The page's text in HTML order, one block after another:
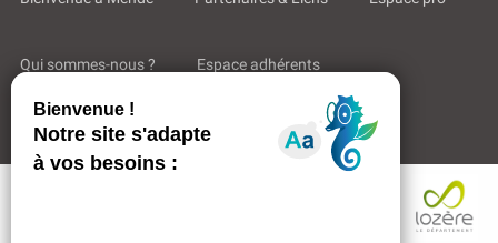
Description
Qui sommes-nous ? Espace adhérents
Aides & Accompagnements